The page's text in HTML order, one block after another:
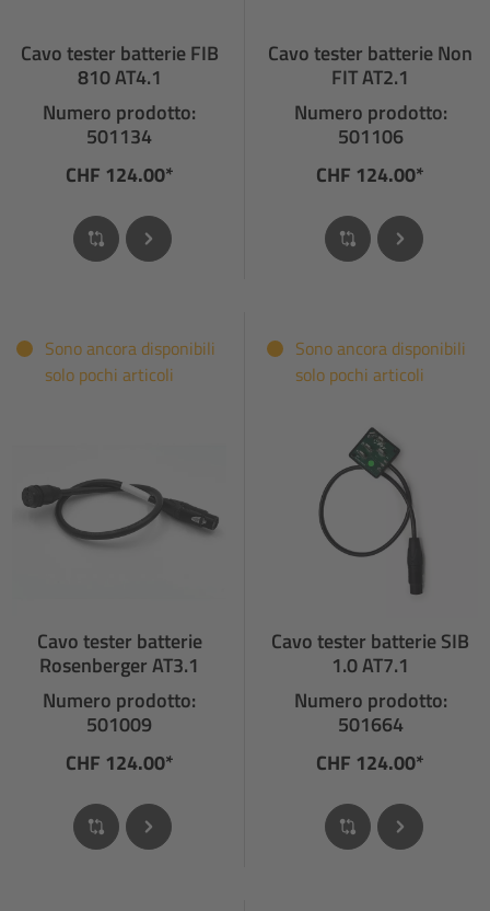
Cavo tester batterie FIB
810 AT4.1
Numero prodotto:
501134
CHF 124.00*
Cavo tester batterie Non
FIT AT2.1
Numero prodotto:
501106
CHF 124.00*
Sono ancora disponibili
solo pochi articoli
Cavo tester batterie
Rosenberger AT3.1
Numero prodotto:
501009
CHF 124.00*
Sono ancora disponibili
solo pochi articoli
Cavo tester batterie SIB
1.0 AT7.1
Numero prodotto:
501664
CHF 124.00*